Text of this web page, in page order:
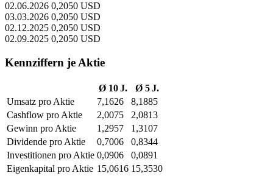
02.06.2026 0,2050 USD
03.03.2026 0,2050 USD
02.12.2025 0,2050 USD
02.09.2025 0,2050 USD
Kennziffern je Aktie
Ø 10 J.
Ø 5 J.
Umsatz pro Aktie
7,1626
8,1885
Cashflow pro Aktie
2,0075
2,0813
Gewinn pro Aktie
1,2957
1,3107
Dividende pro Aktie
0,7006
0,8344
Investitionen pro Aktie 0,0906
0,0891
Eigenkapital pro Aktie 15,0616 15,3530